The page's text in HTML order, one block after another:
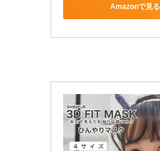
Amazonで見る